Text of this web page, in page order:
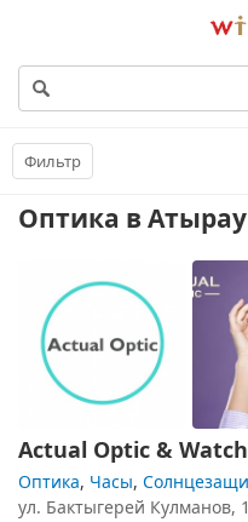
Фильтр
Оптика в Атырау
Actual Optic &
Оптика, Часы,
ул. Бактыгерей Кулманов,